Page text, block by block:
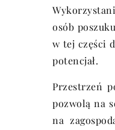
osób
w tej części
potencjał.
Przestrzeń
pozwolą na
na